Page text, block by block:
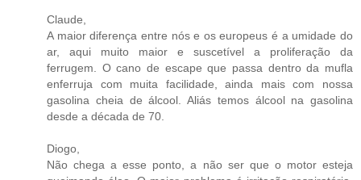
Claude,
A maior diferença entre nós e os europeus é a umidade do
ar, aqui muito maior e suscetível a proliferação da
ferrugem. O cano de escape que passa dentro da mufla
enferruja com muita facilidade, ainda mais com nossa
gasolina cheia de álcool. Aliás temos álcool na gasolina
desde a década de 70.
Diogo,
Não chega a esse ponto, a não ser que o motor esteja